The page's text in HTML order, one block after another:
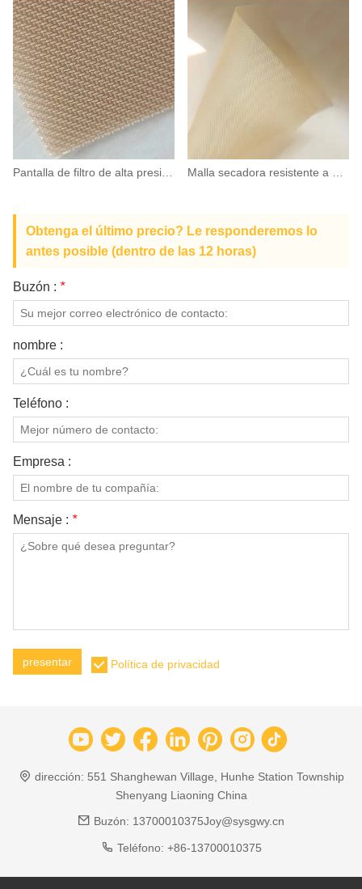
Obtenga el último precio? Le responderemos lo
antes posible (dentro de las 12 horas)
Buzón : *
nombre :
Teléfono :
Empresa :
Mensaje : *
presentar Política de privacidad
dirección: 551 Shanghewan Village, Hunhe Station Township
Shenyang Liaoning China
Buzón: 13700010375Joy@sysgwy.cn
Teléfono: +86-13700010375